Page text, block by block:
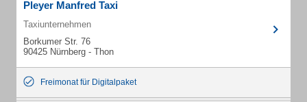
Pleyer Manfred Taxi
Taxiunternehmen
Borkumer Str. 76
90425 Nürnberg - Thon
Freimonat für Digitalpaket